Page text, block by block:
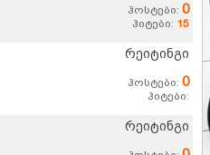
ჰოსტები: 0
ჰიტები: 15
რეიტინგი
ჰოსტები: 0
ჰიტები:
რეიტინგი